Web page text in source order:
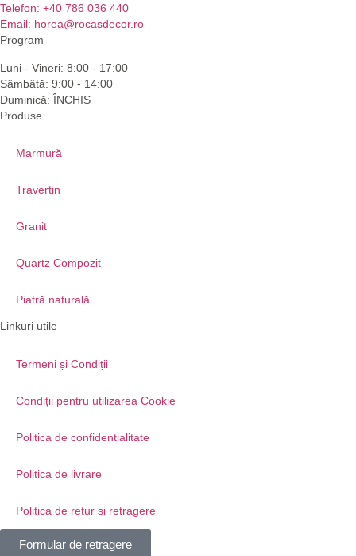
Telefon: +40 786 036 440
Email: horea@rocasdecor.ro
Program
Luni - Vineri: 8:00 - 17:00
Sâmbâtă: 9:00 - 14:00
Duminică: ÎNCHIS
Produse
Marmură
Travertin
Granit
Quartz Compozit
Piatră naturală
Linkuri utile
Termeni și Condiții
Condiții pentru utilizarea Cookie
Politica de confidentialitate
Politica de livrare
Politica de retur si retragere
Formular de retragere